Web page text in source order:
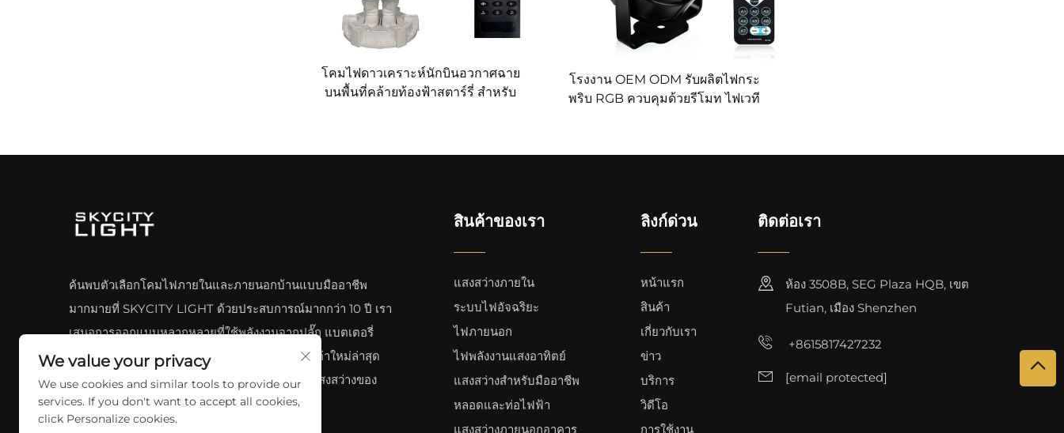
โคมไฟดาวเคราะห์นักบินอวกาศฉาย
บนพื้นที่คล้ายท้องฟ้าสตาร์รี่ สำหรับ
โรงงาน OEM ODM รับผลิตไฟกระ
พริบ RGB ควบคุมด้วยรีโมท ไฟเวที
และไฟดิสโก้
ค้นพบตัวเลือกโคมไฟภายในและภายนอกบ้านแบบมืออาชีพ
มากมายที่ SKYCITY LIGHT ด้วยประสบการณ์มากกว่า 10 ปี เรา
เสนอการออกแบบหลากหลายที่ใช้พลังงานจากปลั๊ก แบตเตอรี่
ชาร์จผ่าน USB หรือพลังงานแสงอาทิตย์ พร้อมสินค้าใหม่ล่าสุด
และวิธีแก้ปัญหาเฉพาะสำหรับความต้องการด้านแสงสว่างของ
คุณ
สินค้าของเรา
แสงสว่างภายใน
ระบบไฟอัจฉริยะ
ไฟภายนอก
ไฟพลังงานแสงอาทิตย์
แสงสว่างสำหรับมืออาชีพ
หลอดและท่อไฟฟ้า
แสงสว่างภายนอกอาคาร
ลิงก์ด่วน
หน้าแรก
สินค้า
เกี่ยวกับเรา
ข่าว
บริการ
วิดีโอ
การใช้งาน
ติดต่อเรา
ห้อง 3508B, SEG Plaza HQB, เขต
Futian, เมือง Shenzhen
+8615817427232
[email protected]
We value your privacy
We use cookies and similar tools to provide our
services. If you don't want to accept all cookies,
click Personalize cookies.